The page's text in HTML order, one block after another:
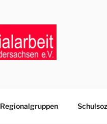
Regionalgruppen